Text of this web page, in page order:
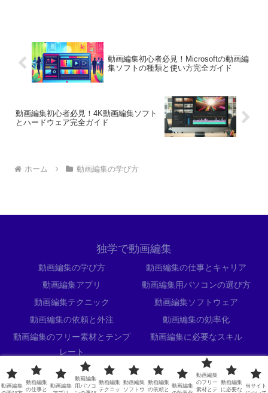
動画編集初心者必見！Microsoftの動画編
集ソフトの種類と使い方完全ガイド
動画編集初心者必見！4K動画編集ソフト
とハードウェア完全ガイド
ホーム 動画編集の学び方
独学で動画編集
動画編集の学び方
動画編集の仕事とキャリア
動画編集アプリ
動画編集用パソコンの選び方
動画編集テクニック
動画編集ソフトウェア
動画編集の依頼と外注
動画編集の効率化
動画編集のフリー素材とテンプ
レート
動画編集に必要なスキル
当サイトについて
© 2024 独学で動画編集.
動画編集
動画編集
の仕事と
動画編集
動画編集
用パソコ
動画編集
テクニッ
動画編集
ソフトウ
動画編集
の依頼と
動画編集
動画編集
のフリー
素材とテ
動画編集
に必要な
当サイト